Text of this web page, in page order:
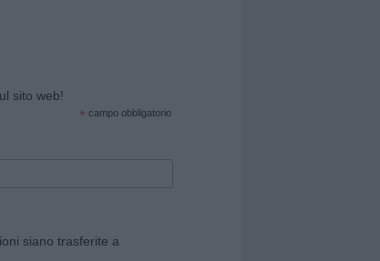
sito web!
* campo obbligatorio
siano trasferite a